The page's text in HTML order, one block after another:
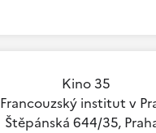
Kino 35
Francouzský institut v
Štěpánská 644/35,